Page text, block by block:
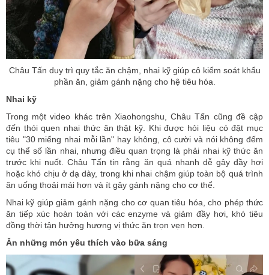
Châu Tấn duy trì quy tắc ăn chậm, nhai kỹ giúp cô kiểm soát khẩu
phần ăn, giảm gánh nặng cho hệ tiêu hóa.
Nhai kỹ
Trong một video khác trên Xiaohongshu, Châu Tấn cũng đề cập
đến thói quen nhai thức ăn thật kỹ. Khi được hỏi liệu có đặt mục
tiêu "30 miếng nhai mỗi lần" hay không, cô cười và nói không đếm
cụ thể số lần nhai, nhưng điều quan trọng là phải nhai kỹ thức ăn
trước khi nuốt. Châu Tấn tin rằng ăn quá nhanh dễ gây đầy hơi
hoặc khó chịu ở dạ dày, trong khi nhai chậm giúp toàn bộ quá trình
ăn uống thoải mái hơn và ít gây gánh nặng cho cơ thể.
Nhai kỹ giúp giảm gánh nặng cho cơ quan tiêu hóa, cho phép thức
ăn tiếp xúc hoàn toàn với các enzyme và giảm đầy hơi, khó tiêu
đồng thời tận hưởng hương vị thức ăn trọn vẹn hơn.
Ăn những món yêu thích vào bữa sáng